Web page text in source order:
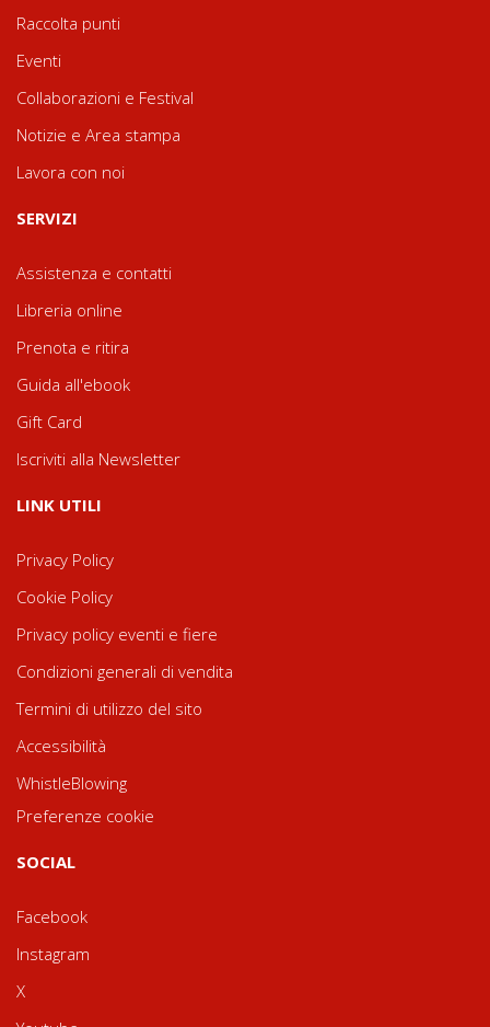
Raccolta punti
Eventi
Collaborazioni e Festival
Notizie e Area stampa
Lavora con noi
SERVIZI
Assistenza e contatti
Libreria online
Prenota e ritira
Guida all'ebook
Gift Card
Iscriviti alla Newsletter
LINK UTILI
Privacy Policy
Cookie Policy
Privacy policy eventi e fiere
Condizioni generali di vendita
Termini di utilizzo del sito
Accessibilità
WhistleBlowing
Preferenze cookie
SOCIAL
Facebook
Instagram
X